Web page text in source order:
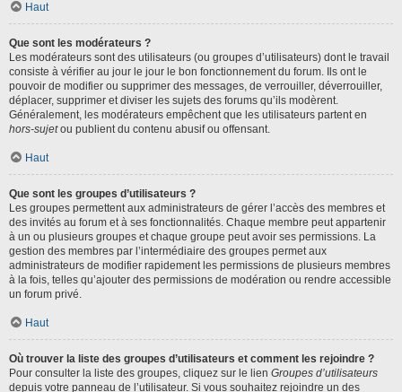
Haut
Que sont les modérateurs ?
Les modérateurs sont des utilisateurs (ou groupes d’utilisateurs) dont le travail
consiste à vérifier au jour le jour le bon fonctionnement du forum. Ils ont le
pouvoir de modifier ou supprimer des messages, de verrouiller, déverrouiller,
déplacer, supprimer et diviser les sujets des forums qu’ils modèrent.
Généralement, les modérateurs empêchent que les utilisateurs partent en
hors-sujetou publient du contenu abusif ou offensant.
Haut
Que sont les groupes d’utilisateurs ?
Les groupes permettent aux administrateurs de gérer l’accès des membres et
des invités au forum et à ses fonctionnalités. Chaque membre peut appartenir
à un ou plusieurs groupes et chaque groupe peut avoir ses permissions. La
gestion des membres par l’intermédiaire des groupes permet aux
administrateurs de modifier rapidement les permissions de plusieurs membres
à la fois, telles qu’ajouter des permissions de modération ou rendre accessible
un forum privé.
Haut
Où trouver la liste des groupes d’utilisateurs et comment les rejoindre ?
Pour consulter la liste des groupes, cliquez sur le lien Groupes d’utilisateurs
depuis votre panneau de l’utilisateur. Si vous souhaitez rejoindre un des